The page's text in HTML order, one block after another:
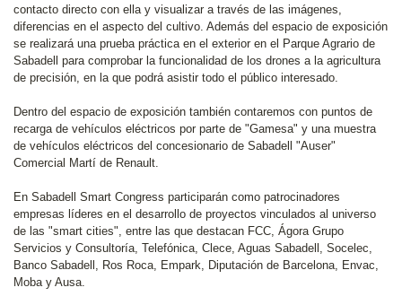
contacto directo con ella y visualizar a través de las imágenes,
diferencias en el aspecto del cultivo. Además del espacio de exposición
se realizará una prueba práctica en el exterior en el Parque Agrario de
Sabadell para comprobar la funcionalidad de los drones a la agricultura
de precisión, en la que podrá asistir todo el público interesado.
Dentro del espacio de exposición también contaremos con puntos de
recarga de vehículos eléctricos por parte de "Gamesa" y una muestra
de vehículos eléctricos del concesionario de Sabadell "Auser"
Comercial Martí de Renault.
En Sabadell Smart Congress participarán como patrocinadores
empresas líderes en el desarrollo de proyectos vinculados al universo
de las "smart cities", entre las que destacan FCC, Ágora Grupo
Servicios y Consultoría, Telefónica, Clece, Aguas Sabadell, Socelec,
Banco Sabadell, Ros Roca, Empark, Diputación de Barcelona, Envac,
Moba y Ausa.